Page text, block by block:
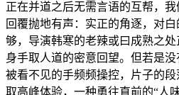
正在并道之后无需言语的互帮，
回覆抛地有声：实正的角逐，对
够，导演韩寒的老辣或曰成熟之
身手取人道的密意回望。但若是
被看不见的手频频操控，片子的
取高峰体验，一种勇往直前的“人